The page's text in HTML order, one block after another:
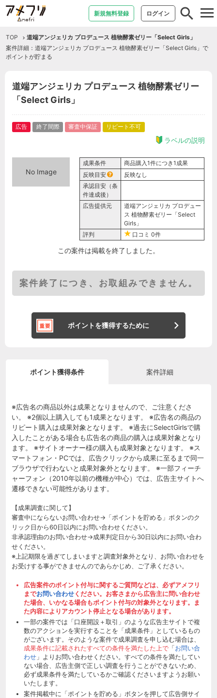
新規無料登録 ログイン
TOP
道端アンジェリカ プロデュース 植物酵素ゼリー「Select Girls」
案件詳細：道端アンジェリカ プロデュース 植物酵素ゼリー「Select Girls」で
ポイントが貯まる
道端アンジェリカ プロデュース 植物酵素ゼリー
「Select Girls」
広告 終了間際 審査中保証 リピート不可
ラベルの説明
No Image
成果条件
商品購入1件につき1成果
反映目安
反映なし
承認目安（条
件達成後）
広告提供元
道端アンジェリカ プロデュー
ス 植物酵素ゼリー「Select
Girls」
評判
口コミ 0件
この案件は掲載を終了しました。
案件終了につき、お取組みできません。
ポイントを獲得するために
ポイント獲得条件 案件詳細
※広告名の商品以外は成果となりませんので、ご注意くださ
い。 ※2個以上購入しても1成果となります。 ※広告名の商品の
リピート購入は成果対象となります。 ※過去にSelectGirlsで購
入したことがある場合も広告名の商品の購入は成果対象となり
ます。 ※サイトオーナー様の購入も成果対象となります。 ※ス
マートフォン・PCでは、広告クリックから成果に至るまで同一
ブラウザで行わないと成果対象外となります。 ※一部フィーチ
ャーフォン（2010年以前の機種が中心）では、広告主サイトへ
遷移できない可能性があります。
【成果調査に関して】
審査中にならないお問い合わせ→「ポイントを貯める」ボタンのク
リック日から60日以内にお問い合わせください。
非承認理由のお問い合わせ→成果判定日から30日以内にお問い合わ
せください。
※上記期限を過ぎてしまいますと調査対象外となり、お問い合わせを
お受けする事ができませんのであらかじめ、ご了承ください。
広告案件のポイント付与に関するご質問などは、必ずアメフリ
までお問い合わせください。お客さまから広告主に問い合わせ
た場合、いかなる場合もポイント付与の対象外となります。ま
た内容によりアカウント停止となる場合があります。
一部の案件では「口座開設＋取引」のような広告主サイトで複
数のアクションを実行することを「成果条件」としているもの
がございます。そのような案件で成果調査を申し込む場合は、
成果条件に記載されたすべての条件を満たした上で「お問い合
わせ」よりお問い合わせください。すべての条件を満たしてい
ない場合、広告主側で正しい調査を行うことができないため、
必ず成果条件を満たしているかご確認くださいますようお願い
いたします。
案件掲載中に「ポイントを貯める」ボタンを押して広告側サイ